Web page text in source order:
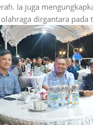
Ia juga
dirgantara pada